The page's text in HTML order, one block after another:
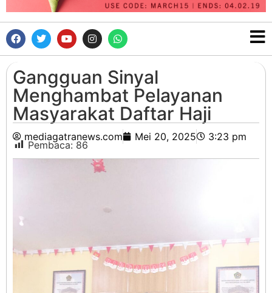
Gangguan Sinyal
Menghambat Pelayanan
Masyarakat Daftar Haji
mediagatranews.com Mei 20, 2025 3:23 pm
Pembaca: 86